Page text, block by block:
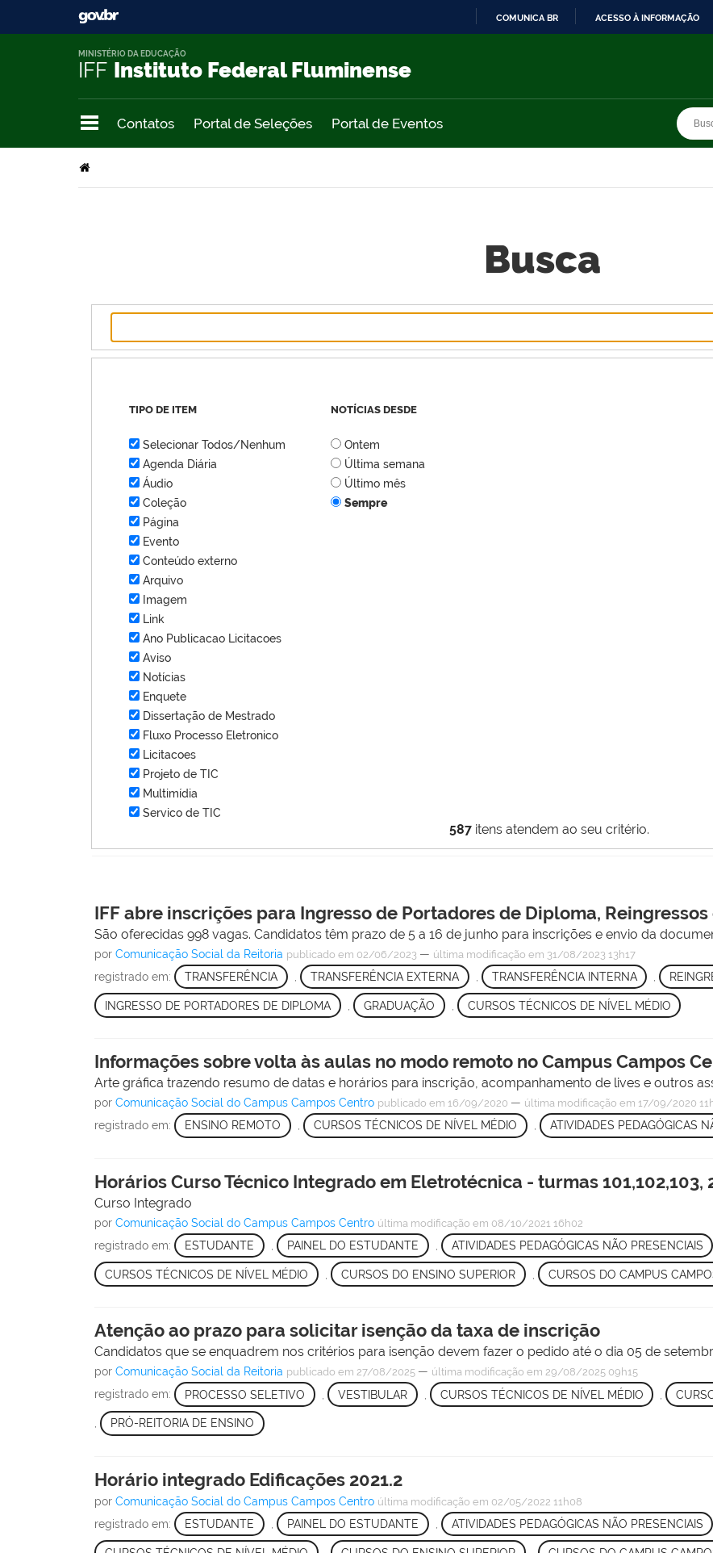
COMUNICA BR ACESSO À INFORMAÇÃO
IFF Instituto Federal Fluminense
MINISTÉRIO DA EDUCAÇÃO
Contatos Portal de Seleções Portal de Eventos
Busca
587 itens atendem ao seu critério.
TIPO DE ITEM
Selecionar Todos/Nenhum
Agenda Diária
Áudio
Coleção
Página
Evento
Conteúdo externo
Arquivo
Imagem
Link
Ano Publicacao Licitacoes
Aviso
Notícias
Enquete
Dissertação de Mestrado
Fluxo Processo Eletronico
Licitacoes
Projeto de TIC
Multimídia
Servico de TIC
NOTÍCIAS DESDE
Ontem
Última semana
Último mês
Sempre
IFF abre inscrições para Ingresso de Portadores de Diploma,
São oferecidas 998 vagas. Candidatos têm prazo de 5 a 16 de junho para inscrições e envio da
porComunicação Social da Reitoria publicado em 02/06/2023 — última modificação em 31/08/2023 13h17
registrado em: TRANSFERÊNCIA TRANSFERÊNCIA EXTERNA TRANSFERÊNCIA INTERNA ,
INGRESSO DE PORTADORES DE DIPLOMA GRADUAÇÃO CURSOS TÉCNICOS DE NÍVEL MÉDIO
Informações sobre volta às aulas no modo remoto no Campus Campos
Arte gráfica trazendo resumo de datas e horários para inscrição, acompanhamento de lives e outros
porComunicação Social do Campus Campos Centro publicado em 16/09/2020 — última modificação em 17/09/2020
registrado em: ENSINO REMOTO , CURSOS TÉCNICOS DE NÍVEL MÉDIO , ATIVIDADES PEDAGÓGICAS
Horários Curso Técnico Integrado em Eletrotécnica - turmas 101,102,103,
Curso Integrado
porComunicação Social do Campus Campos Centro última modificação em 08/10/2021 16h02
registrado em: ESTUDANTE PAINEL DO ESTUDANTE ATIVIDADES PEDAGÓGICAS NÃO PRESENCIAIS
CURSOS TÉCNICOS DE NÍVEL MÉDIO CURSOS DO ENSINO SUPERIOR CURSOS DO CAMPUS
Atenção ao prazo para solicitar isenção da taxa de inscrição
Candidatos que se enquadrem nos critérios para isenção devem fazer o pedido até o dia 05 de
porComunicação Social da Reitoria publicado em 27/08/2025 — última modificação em 29/08/2025 09h15
registrado em: PROCESSO SELETIVO VESTIBULAR CURSOS TÉCNICOS DE NÍVEL MÉDIO ,
, PRÓ-REITORIA DE ENSINO
Horário integrado Edificações 2021.2
porComunicação Social do Campus Campos Centro última modificação em 02/05/2022 11h08
registrado em: ESTUDANTE PAINEL DO ESTUDANTE ATIVIDADES PEDAGÓGICAS NÃO PRESENCIAIS